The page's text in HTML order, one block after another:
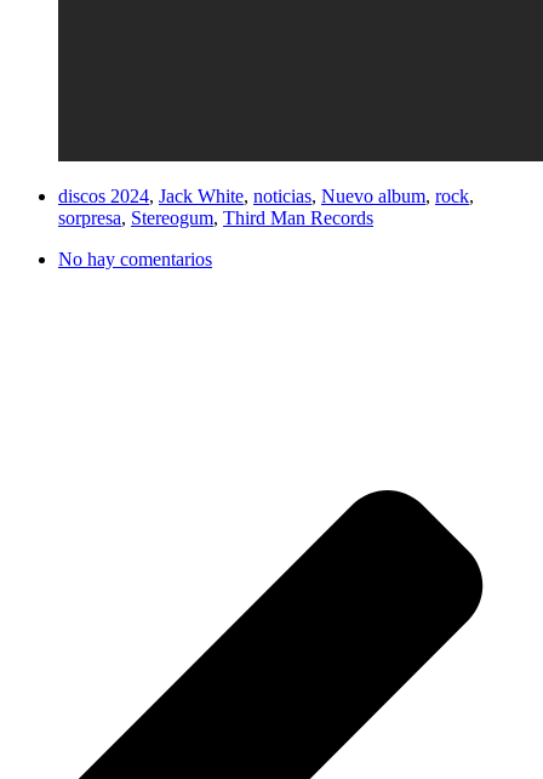
discos 2024, Jack White, noticias, Nuevo album, rock,
sorpresa, Stereogum, Third Man Records
No hay comentarios